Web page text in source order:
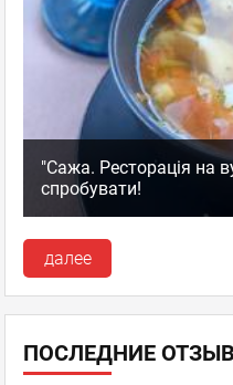
facebook
Жека
18.05.2010 21:45
ГМО
Еда там полное га...!!! И
в МакДональдсе.
"Сажа. Ресторація на
спробувати!
далее
ПОСЛЕДНИЕ